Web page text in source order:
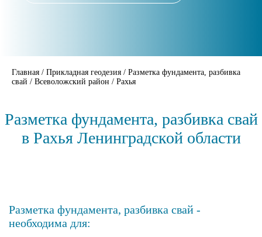
Главная / Прикладная геодезия / Разметка фундамента, разбивка
свай / Всеволожский район / Рахья
Разметка фундамента, разбивка свай
в Рахья Ленинградской области
Разметка фундамента, разбивка свай -
необходима для: